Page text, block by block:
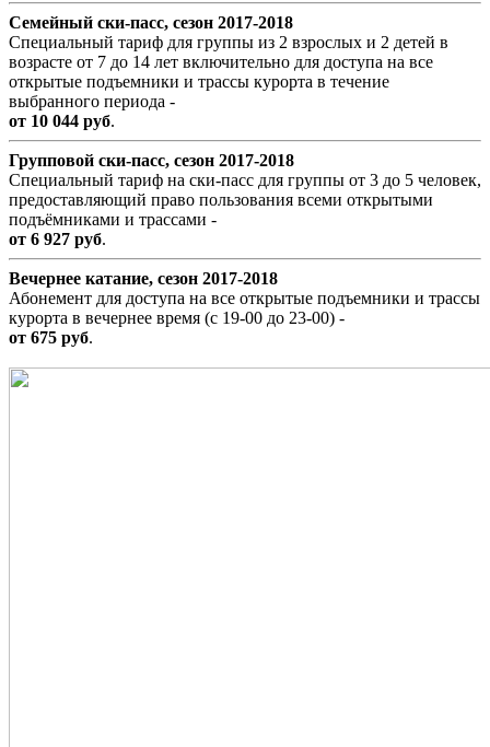
Семейный ски-пасс, сезон 2017-2018
Специальный тариф для группы из 2 взрослых и 2 детей в
возрасте от 7 до 14 лет включительно для доступа на все
открытые подъемники и трассы курорта в течение
выбранного периода -
от 10 044 руб.
Групповой ски-пасс, сезон 2017-2018
Специальный тариф на ски-пасс для группы от 3 до 5 человек,
предоставляющий право пользования всеми открытыми
подъёмниками и трассами -
от 6 927 руб.
Вечернее катание, сезон 2017-2018
Абонемент для доступа на все открытые подъемники и трассы
курорта в вечернее время (с 19-00 до 23-00) -
от 675 руб.